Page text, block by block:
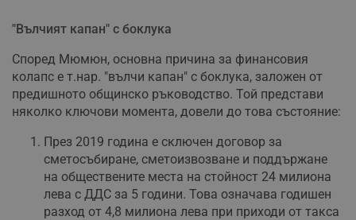
"Вълчият капан" с боклука
Според Мюмюн, основна причина за финансовия
колапс е т.нар. "вълчи капан" с боклука, заложен от
предишното общинско ръководство. Той представи
няколко ключови момента, довели до това състояние:
През 2019 година е сключен договор за
сметосъбиране, сметоизвозване и поддържане
на обществените места на стойност 24 милиона
лева с ДДС за 5 години. Това означава годишен
разход от 4,8 милиона лева при приходи от такса